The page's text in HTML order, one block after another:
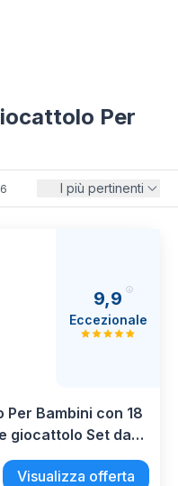
Per
I più pertinenti
9,9
Eccezionale
Bambini con 18
giocattolo Set da
legno per bambini
Visualizza offerta